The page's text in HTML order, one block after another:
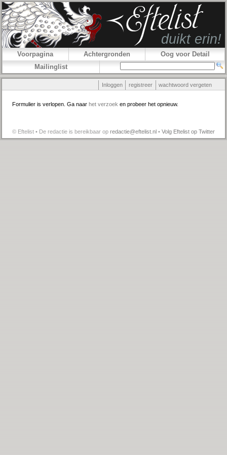
Voorpagina Achtergronden
Oog voor Detail
Mailinglist
Inloggen registreer wachtwoord vergeten
Formulier is verlopen. Ga naar het verzoek en probeer het opnieuw.
© Eftelist • De redactie is bereikbaar op redactie@eftelist.nl • Volg Eftelist op Twitter